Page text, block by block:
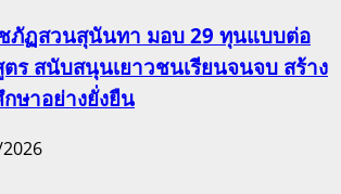
ภัฏสวนสุนันทา มอบ 29 ทุนแบบต่อ
ร สนับสนุนเยาวชนเรียนจนจบ สร้าง
ษาอย่างยั่งยืน